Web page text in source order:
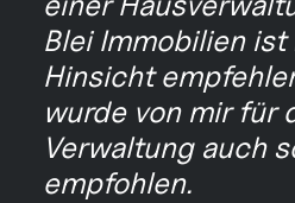
Blei Immobilien ist
Hinsicht
wurde von mir für
Verwaltung auch
empfohlen.